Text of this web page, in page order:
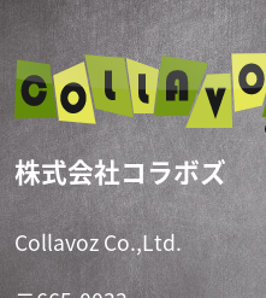
株式会社コラボズ
Collavoz Co.,Ltd.